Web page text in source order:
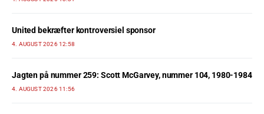
United bekræfter kontroversiel sponsor
4. AUGUST 2026 12:58
Jagten på nummer 259: Scott McGarvey, nummer 104, 1980-1984
4. AUGUST 2026 11:56